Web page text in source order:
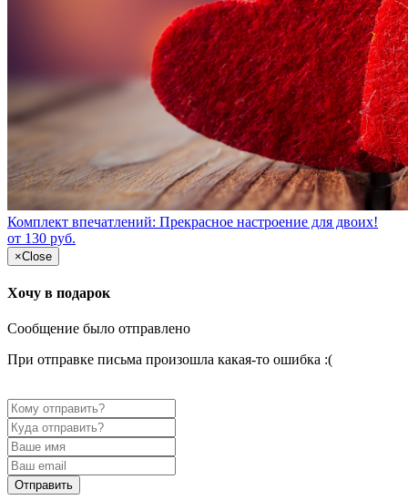
Комплект впечатлений: Прекрасное настроение для двоих!
от 130 руб.
×Close
Хочу в подарок
Сообщение было отправлено
При отправке письма произошла какая-то ошибка :(
Отправить